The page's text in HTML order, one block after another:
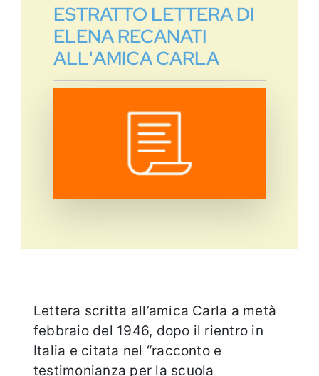
Area didattica
ESTRATTO LETTERA DI
ELENA RECANATI
ALL'AMICA CARLA
Lettera scritta all’amica Carla a metà
febbraio del 1946, dopo il rientro in
Italia e citata nel “racconto e
testimonianza per la scuola